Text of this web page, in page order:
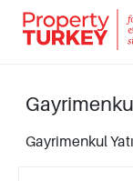
Gayrimenkul
Gayrimenkul